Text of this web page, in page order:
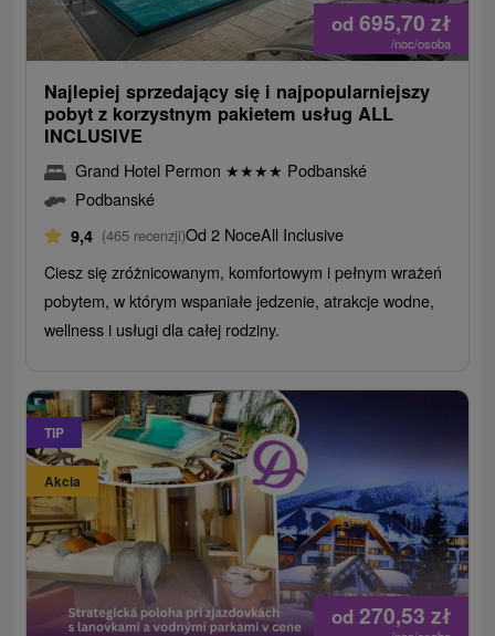
od 695,70 zł
/noc/osoba
Najlepiej sprzedający się i najpopularniejszy
pobyt z korzystnym pakietem usług ALL
INCLUSIVE
Grand Hotel Permon ★★★★ Podbanské
Podbanské
9,4 (465 recenzji)Od 2 NoceAll Inclusive
Ciesz się zróżnicowanym, komfortowym i pełnym wrażeń
pobytem, ​​w którym wspaniałe jedzenie, atrakcje wodne,
wellness i usługi dla całej rodziny.
TIP
Akcia
od 270,53 zł